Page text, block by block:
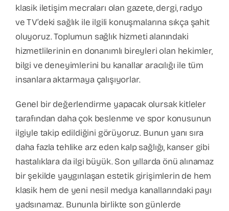
klasik iletişim mecraları olan gazete, dergi, radyo
ve TV’deki sağlık ile ilgili konuşmalarına sıkça şahit
oluyoruz. Toplumun sağlık hizmeti alanındaki
hizmetlilerinin en donanımlı bireyleri olan hekimler,
bilgi ve deneyimlerini bu kanallar aracılığı ile tüm
insanlara aktarmaya çalışıyorlar.
Genel bir değerlendirme yapacak olursak kitleler
tarafından daha çok beslenme ve spor konusunun
ilgiyle takip edildiğini görüyoruz. Bunun yanı sıra
daha fazla tehlike arz eden kalp sağlığı, kanser gibi
hastalıklara da ilgi büyük. Son yıllarda önü alınamaz
bir şekilde yaygınlaşan estetik girişimlerin de hem
klasik hem de yeni nesil medya kanallarındaki payı
yadsınamaz. Bununla birlikte son günlerde